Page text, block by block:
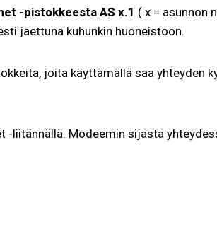
-pistokkeesta AS x.1 ( x = asunnon
jaettuna kuhunkin huoneistoon.
joita käyttämällä saa yhteyden
-liitännällä. Modeemin sijasta